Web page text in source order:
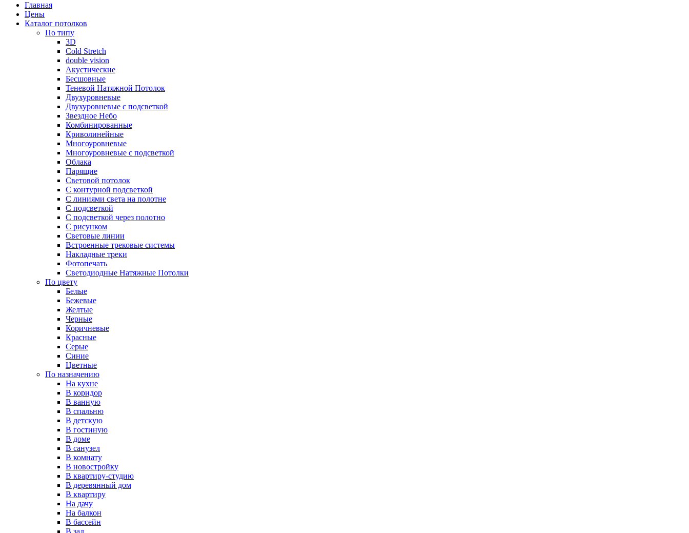
Главная
Цены
Каталог потолков
По типу
3D
Cold Stretch
double vision
Акустические
Бесшовные
Теневой Натяжной Потолок
Двухуровневые
Двухуровневые с подсветкой
Звездное Небо
Комбинированные
Криволинейные
Многоуровневые
Многоуровневые с подсветкой
Облака
Парящие
Световой потолок
С контурной подсветкой
С линиями света на полотне
С подсветкой
С подсветкой через полотно
С рисунком
Световые линии
Встроенные трековые системы
Накладные треки
Фотопечать
Светодиодные Натяжные Потолки
По цвету
Белые
Бежевые
Желтые
Черные
Коричневые
Красные
Серые
Синие
Цветные
По назначению
На кухне
В коридор
В ванную
В спальню
В детскую
В гостиную
В доме
В санузел
В комнату
В новостройку
В квартиру-студию
В деревянный дом
В квартиру
На дачу
На балкон
В бассейн
В зал